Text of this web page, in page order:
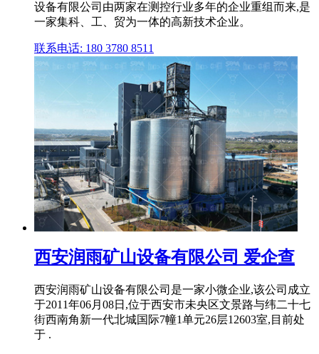
设备有限公司由两家在测控行业多年的企业重组而来,是
一家集科、工、贸为一体的高新技术企业。
联系电话: 180 3780 8511
西安润雨矿山设备有限公司 爱企查
西安润雨矿山设备有限公司是一家小微企业,该公司成立
于2011年06月08日,位于西安市未央区文景路与纬二十七
街西南角新一代北城国际7幢1单元26层12603室,目前处
于 .